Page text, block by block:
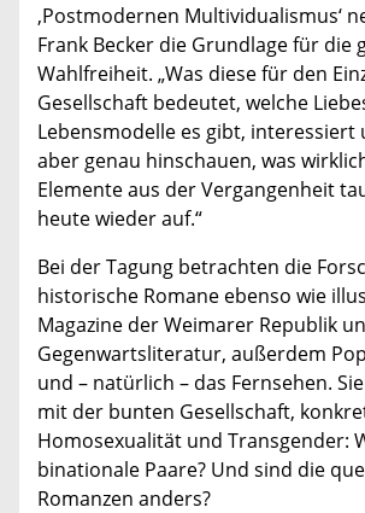
‚Postmodernen Multividualismus‘
Frank Becker die Grundlage für die
Wahlfreiheit. „Was diese für den
Gesellschaft bedeutet, welche
Lebensmodelle es gibt, interessiert
aber genau hinschauen, was
Elemente aus der Vergangenheit
heute wieder auf.“
Bei der Tagung betrachten die
historische Romane ebenso wie
Magazine der Weimarer Republik
Gegenwartsliteratur, außerdem
und – natürlich – das Fernsehen.
mit der bunten Gesellschaft,
Homosexualität und Transgender:
binationale Paare? Und sind die
Romanzen anders?